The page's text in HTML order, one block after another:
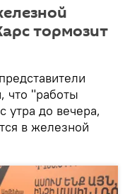
тормозит
что "работы
утра до вечера,
в железной